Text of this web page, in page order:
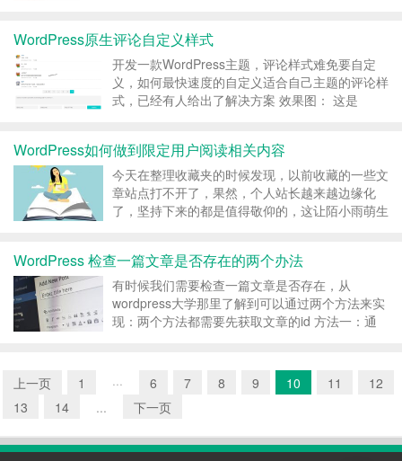
有！ 下面来逐一的替换吧： //去登...
WordPress原生评论自定义样式
开发一款WordPress主题，评论样式难免要自定
义，如何最快速度的自定义适合自己主题的评论样
式，已经有人给出了解决方案 效果图： 这是
到里面去： ...
WordPress如何做到限定用户阅读相关内容
今天在整理收藏夹的时候发现，以前收藏的一些文
章站点打不开了，果然，个人站长越来越边缘化
了，坚持下来的都是值得敬仰的，这让陌小雨萌生
陆用户开放，具体是怎么做的呢？ 只允许登陆用
户查看内容的核心代...
WordPress 检查一篇文章是否存在的两个办法
有时候我们需要检查一篇文章是否存在，从
wordpress大学那里了解到可以通过两个方法来实
现：两个方法都需要先获取文章的id 方法一：通
上一页
1 ··· 6 7 8 9 10 11
12
13
14 ... 下一页